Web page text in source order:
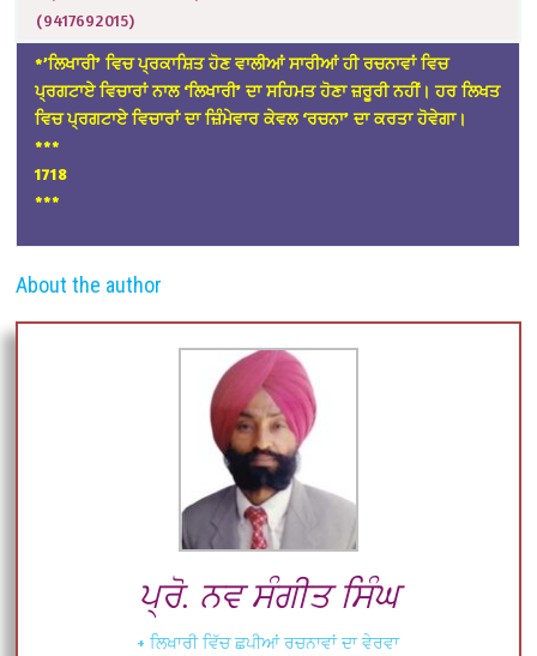
(9417692015)
*’ਲਿਖਾਰੀ’ ਵਿਚ ਪ੍ਰਕਾਸ਼ਿਤ ਹੋਣ ਵਾਲੀਆਂ ਸਾਰੀਆਂ ਹੀ ਰਚਨਾਵਾਂ ਵਿਚ
ਪ੍ਰਗਟਾਏ ਵਿਚਾਰਾਂ ਨਾਲ ‘ਲਿਖਾਰੀ’ ਦਾ ਸਹਿਮਤ ਹੋਣਾ ਜ਼ਰੂਰੀ ਨਹੀਂ। ਹਰ ਲਿਖਤ
ਵਿਚ ਪ੍ਰਗਟਾਏ ਵਿਚਾਰਾਂ ਦਾ ਜ਼ਿੰਮੇਵਾਰ ਕੇਵਲ ‘ਰਚਨਾ’ ਦਾ ਕਰਤਾ ਹੋਵੇਗਾ।
***
1718
***
About the author
ਪ੍ਰੋ. ਨਵ ਸੰਗੀਤ ਸਿੰਘ
+ ਲਿਖਾਰੀ ਵਿੱਚ ਛਪੀਆਂ ਰਚਨਾਵਾਂ ਦਾ ਵੇਰਵਾ